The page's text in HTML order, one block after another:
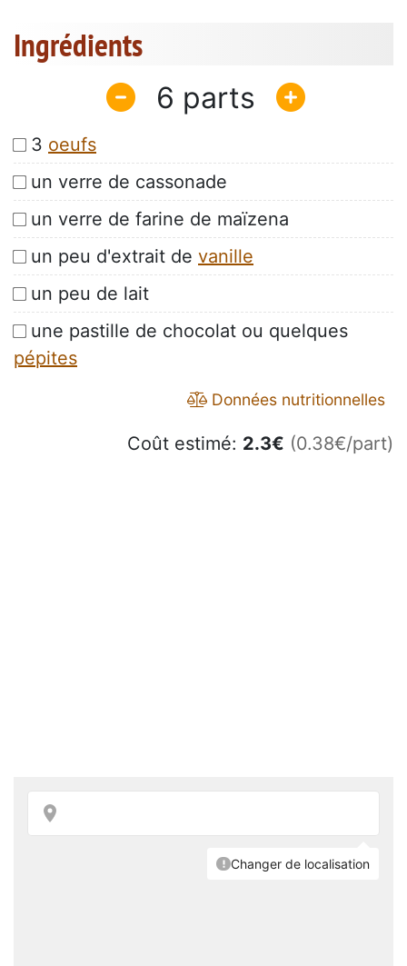
Ingrédients
6
3 oeufs
un verre de cassonade
un verre de farine de maïzena
un peu d'extrait de vanille
un peu de lait
une pastille de chocolat ou quelques
pépites
Données nutritionnelles
Coût estimé: 2.3€ (0.38€/part)